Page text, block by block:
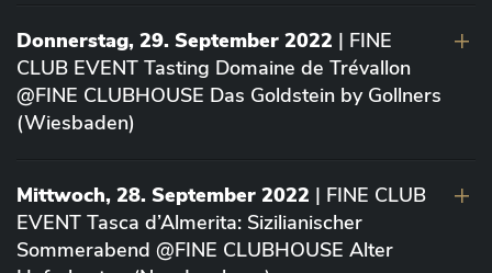
Donnerstag, 29. September 2022 | FINE
CLUB EVENT Tasting Domaine de Trévallon
@FINE CLUBHOUSE Das Goldstein by Gollners
(Wiesbaden)
Mittwoch, 28. September 2022 | FINE CLUB
EVENT Tasca d’Almerita: Sizilianischer
Sommerabend @FINE CLUBHOUSE Alter